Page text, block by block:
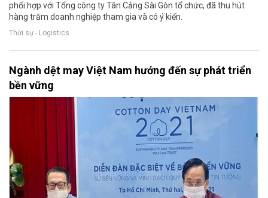
phối hợp với Tổng công ty Tân Cảng Sài Gòn tổ chức, đã thu hút
hàng trăm doanh nghiệp tham gia và có ý kiến.
Thời sự - Logistics
Ngành dệt may Việt Nam hướng đến sự phát triển
bền vững